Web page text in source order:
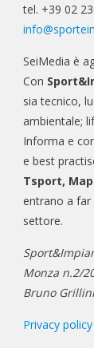
tel. +39 02
SeiMedia è
Con
sia tecnico,
ambientale;
Informa e
e best
Tsport,
entrano a far
settore.
Monza n.2/
Bruno
Privacy policy